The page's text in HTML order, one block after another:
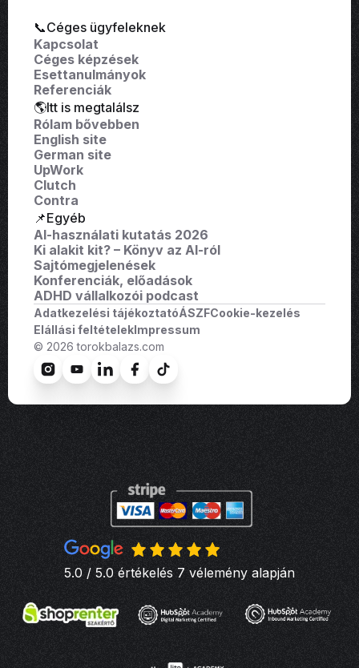
📞Céges ügyfeleknek
Kapcsolat
Céges képzések
Esettanulmányok
Referenciák
🌎Itt is megtalálsz
Rólam bővebben
English site
German site
UpWork
Clutch
Contra
📌Egyéb
AI-használati kutatás 2026
Ki alakit kit? – Könyv az AI-ról
Sajtómegjelenések
Konferenciák, előadások
ADHD vállalkozói podcast
Adatkezelési tájékoztatóÁSZFCookie-kezelés
Elállási feltételekImpressum
© 2026 torokbalazs.com
5.0 / 5.0 értékelés 7 vélemény alapján